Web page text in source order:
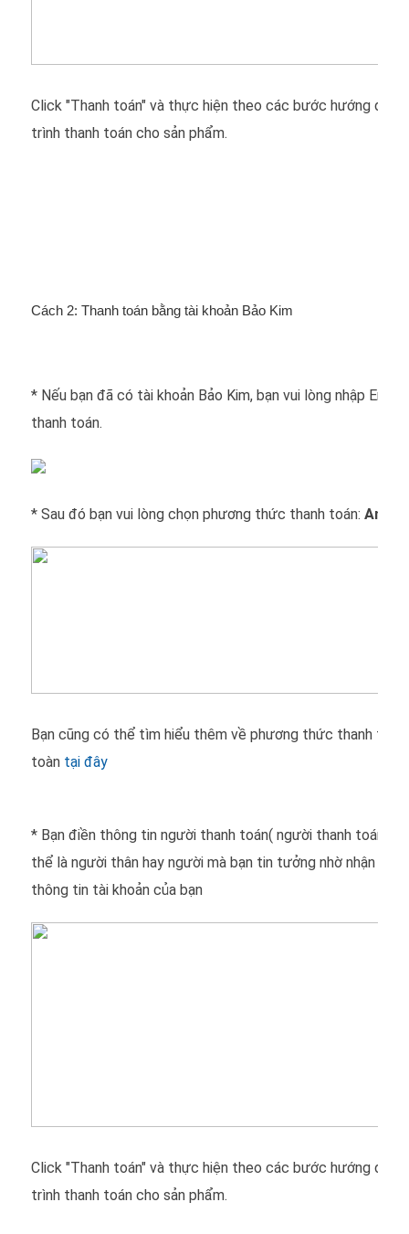
Click "Thanh toán" và thực hiện theo các bước hướng dẫn
trình thanh toán cho sản phẩm.
Cách 2: Thanh toán bằng tài khoản Bảo Kim
* Nếu bạn đã có tài khoản Bảo Kim, bạn vui lòng nhập
thanh toán.
* Sau đó bạn vui lòng chọn phương thức thanh toán: An
Bạn cũng có thể tìm hiểu thêm về phương thức thanh
toàn tại đây
* Bạn điền thông tin người thanh toán( người thanh toán
thể là người thân hay người mà bạn tin tưởng nhờ nhận
thông tin tài khoản của bạn
Click "Thanh toán" và thực hiện theo các bước hướng dẫn
trình thanh toán cho sản phẩm.